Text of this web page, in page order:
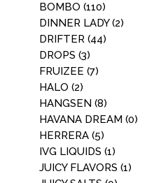
BOMBO (110)
DINNER LADY (2)
DRIFTER (44)
DROPS (3)
FRUIZEE (7)
HALO (2)
HANGSEN (8)
HAVANA DREAM (0)
HERRERA (5)
IVG LIQUIDS (1)
JUICY FLAVORS (1)